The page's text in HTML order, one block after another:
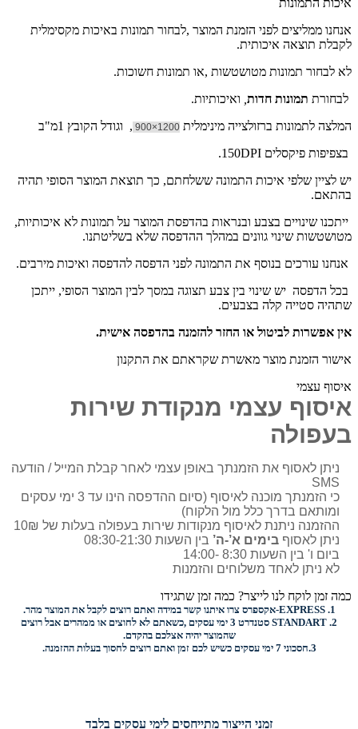
אנחנו ממליצים לפני הזמנת המוצר ,לבחור תמונות באיכות מקסימלית
לקבלת תוצאה איכותית.
לא לבחור תמונות מטושטשות ,או תמונות חשוכות.
לבחורת תמונות חדות ואיכותיות.
המלצה לתמונות ברזולצייה מינימלית 1200×900
, וגודל הקובץ 1מ"ב
בצפיפות פיקסלים 150DPI.
יש לציין שלפי איכות התמונה ששלחתם, כך תוצאת המוצר הסופי תהיה
בהתאם.
ייתכנו שינויים בצבע ובנראות בהדפסת המוצר על תמונות לא איכותיות,
מטושטשות שינוי גוונים במהלך ההדפסה שלא בשליטתנו.
אנחנו עורכים בנוסף את התמונה לפני הדפסה להדפסה ואיכות מירבים.
בכל הדפסה יש שינוי בין צבע תצוגה במסך לבין המוצר הסופי, ייתכן
שתהיה סטייה קלה בצבעים.
אין אפשרות לביטול או החזר להזמנה בהדפסה אישית.
אישור הזמנת מוצר מאשרת שקראתם את התקנון
איסוף עצמי
איסוף עצמי מנקודת שירות
בעפולה
ניתן לאסוף את הזמנתך באופן עצמי לאחר קבלת המייל / הודעה
SMS
כי הזמנתך מוכנה לאיסוף (סיום ההדפסה הינו עד 3 ימי עסקים
ומותאם בדרך כלל מול הלקוח)
ההזמנה ניתנת לאיסוף מנקודות שירות בעפולה בעלות של 10₪
ניתן לאסוף בימים א’-ה’ בין השעות 08:30-21:30
ביום ו' בין השעות 8:30 -14:00
לא ניתן לאחד משלוחים והזמנות
כמה זמן לוקח לנו לייצר? כמה זמן שתגידו
1.
EXPRESS- אקספרס צרו איתנו קשר במידה ואתם רוצים לקבל את המוצר מהר.
2.
STANDART
סטנדרט 3 ימי עסקים ,כשאתם לא לחוצים או ממהרים אבל רוצים
שהמוצר יהיה אצלכם בהקדם.
3. חסכוני7 ימי עסקים כשיש לכם זמן ואתם רוצים לחסוך בעלות ההזמנה.
זמני הייצור מתייחסים לימי עסקים בלבד